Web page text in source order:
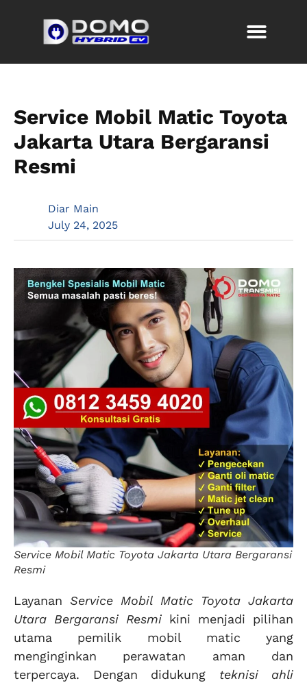
Service Mobil Matic Toyota
Jakarta Utara Bergaransi
Resmi
Diar Main
July 24, 2025
Service Mobil Matic Toyota Jakarta Utara Bergaransi
Resmi
Layanan Service Mobil Matic Toyota Jakarta
Utara Bergaransi Resmi kini menjadi pilihan
utama pemilik mobil matic yang
menginginkan perawatan aman dan
terpercaya. Dengan didukung teknisi ahli